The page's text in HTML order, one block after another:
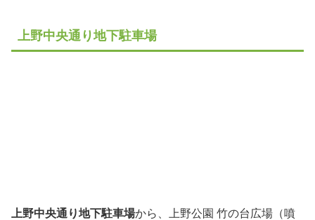
上野中央通り地下駐車場
上野中央通り地下駐車場から、上野公園 竹の台広場（噴